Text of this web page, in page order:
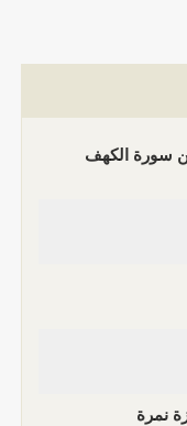
سورة الكهف
نمرة